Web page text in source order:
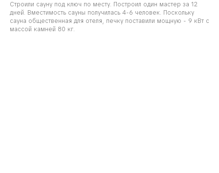
Строили сауну под ключ по месту. Построил один мастер за 12
дней. Вместимость сауны получилась 4-6 человек. Поскольку
сауна общественная для отеля, печку поставили мощную - 9 кВт с
массой камней 80 кг.